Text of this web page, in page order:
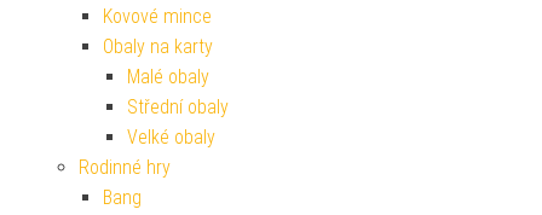
Kovové mince
Obaly na karty
Malé obaly
Střední obaly
Velké obaly
Rodinné hry
Bang